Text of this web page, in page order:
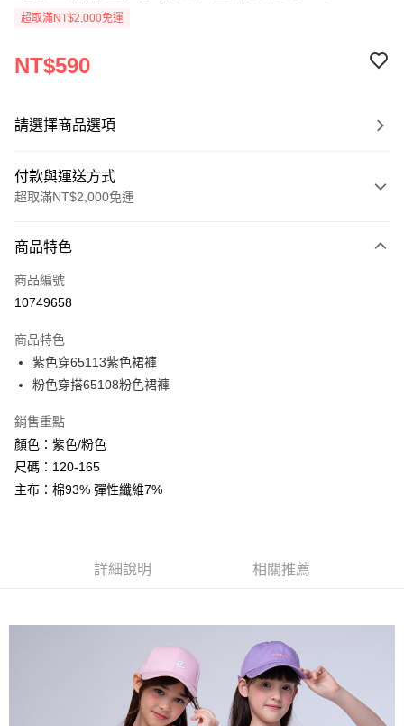
/
0:58
超取滿NT$2,000免運
NT$590
請選擇商品選項
付款與運送方式
超取滿NT$2,000免運
信用卡一次付款
超商取貨付款
Apple Pay
Google Pay
ATM付款
運送方式
全家付款取貨
每筆NT$80，滿NT$2,000(含以上)免運費
每筆NT$80，滿NT$2,000(含以上)免運費
商品特色
商品編號
10749658
商品特色
紫色穿65113紫色裙褲
粉色穿搭65108粉色裙褲
銷售重點
顏色：紫色/粉色
尺碼：120-165
主布：棉93% 彈性纖維7%
詳細說明 相關推薦